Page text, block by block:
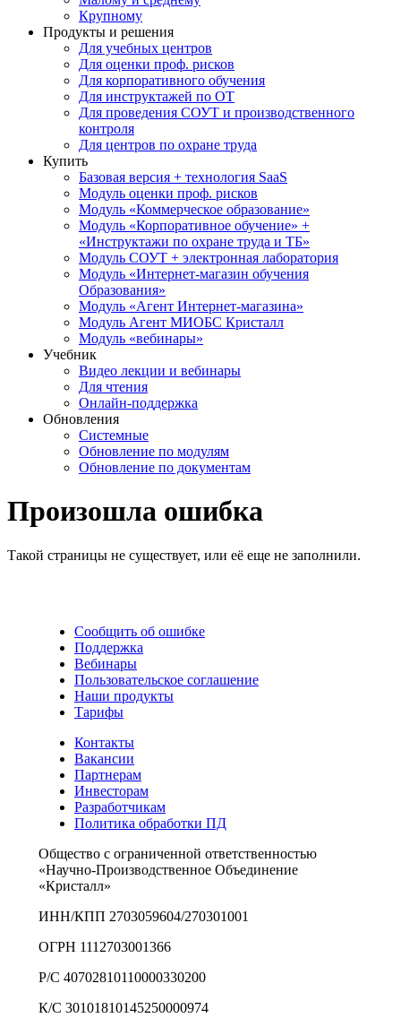
Крупному
Продукты и решения
Для учебных центров
Для оценки проф. рисков
Для корпоративного обучения
Для инструктажей по ОТ
Для проведения СОУТ и производственного
контроля
Для центров по охране труда
Купить
Базовая версия + технология SaaS
Модуль оценки проф. рисков
Модуль «Коммерческое образование»
Модуль «Корпоративное обучение» +
«Инструктажи по охране труда и ТБ»
Модуль СОУТ + электронная лаборатория
Модуль «Интернет-магазин обучения
Образования»
Модуль «Агент Интернет-магазина»
Модуль Агент МИОБС Кристалл
Модуль «вебинары»
Учебник
Видео лекции и вебинары
Для чтения
Онлайн-поддержка
Обновления
Системные
Обновление по модулям
Обновление по документам
Произошла ошибка
Такой страницы не существует, или её еще не заполнили.
Сообщить об ошибке
Поддержка
Вебинары
Пользовательское соглашение
Наши продукты
Тарифы
Контакты
Вакансии
Партнерам
Инвесторам
Разработчикам
Политика обработки ПД
Общество с ограниченной ответственностью
«Научно-Производственное Объединение
«Кристалл»
ИНН/КПП 2703059604/270301001
ОГРН 1112703001366
Р/С 40702810110000330200
К/С 30101810145250000974